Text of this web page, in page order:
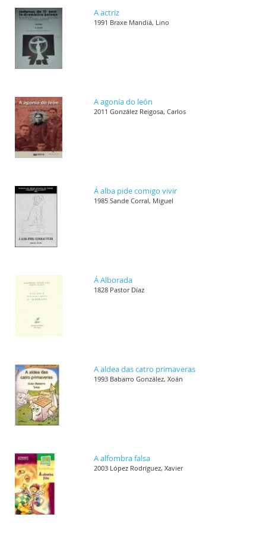
A actriz
1991 Braxe Mandiá, Lino
A agonía do león
2011 González Reigosa, Carlos
Á alba pide comigo vivir
1985 Sande Corral, Miguel
Á Alborada
1828 Pastor Díaz
A aldea das catro primaveras
1993 Babarro González, Xoán
A alfombra falsa
2003 López Rodríguez, Xavier